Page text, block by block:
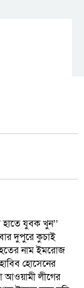
হাতে যুবক খুন’’
দুপুরে কুচাই
নাম ইমরোজ
হোসেনের
আওয়ামী লীগের